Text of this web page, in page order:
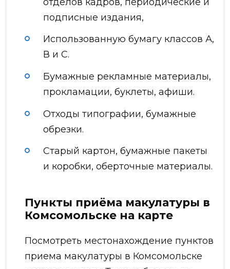
подписные издания,
Использованную бумагу классов А,
В и С.
Бумажные рекламные материалы,
прокламации, буклеты, афиши.
Отходы типографии, бумажные
обрезки.
Старый картон, бумажные пакеты
и коробки, оберточные материалы.
Пункты приёма макулатуры в
Комсомольске на карте
Посмотреть местонахождение пунктов
приема макулатуры в Комсомольске